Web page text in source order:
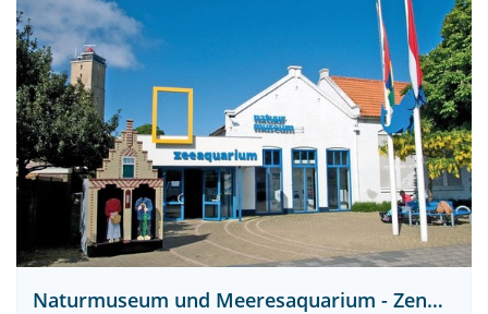
Naturmuseum und Meeresaquarium - Zentrum für Natur und Landschaft